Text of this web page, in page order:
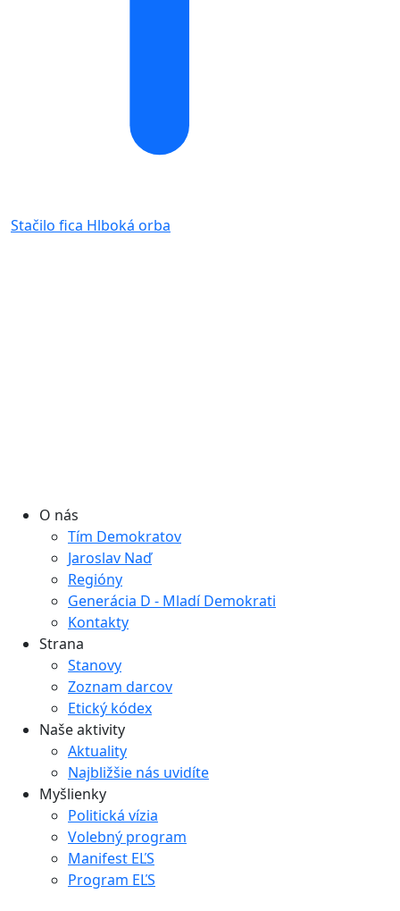
Stačilo fica Hlboká orba
O nás
Tím Demokratov
Jaroslav Naď
Regióny
Generácia D - Mladí Demokrati
Kontakty
Strana
Stanovy
Zoznam darcov
Etický kódex
Naše aktivity
Aktuality
Najbližšie nás uvidíte
Myšlienky
Politická vízia
Volebný program
Manifest EĽS
Program EĽS